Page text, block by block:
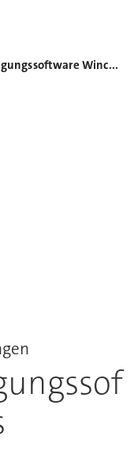
Pumpenauslegungssoftware Wincaps